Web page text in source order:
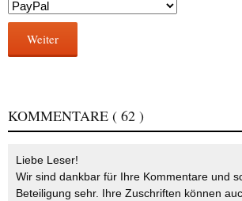
Weiter
KOMMENTARE ( 62 )
Liebe Leser!
Wir sind dankbar für Ihre Kommentare und
Beteiligung sehr. Ihre Zuschriften können